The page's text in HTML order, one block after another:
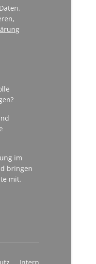
im
bringen
mit.